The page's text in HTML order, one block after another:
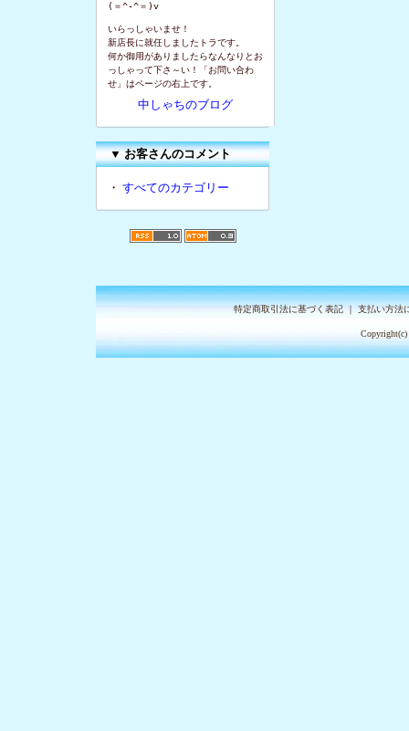
(＝^-^＝)v
いらっしゃいませ！
新店長に就任しましたトラです。
何か御用がありましたらなんなりとお
っしゃって下さ～い！「お問い合わ
せ」はページの右上です。
中しゃちのブログ
▼お客さんのコメント
・ すべてのカテゴリー
特定商取引法に基づく表記｜支払い方法